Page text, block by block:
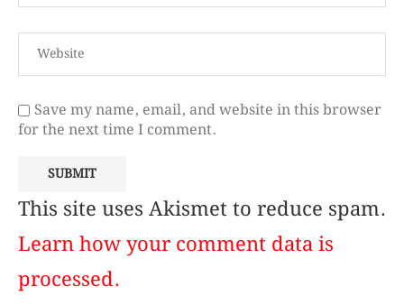
Save my name, email, and website in this browser
for the next time I comment.
This site uses Akismet to reduce spam.
Learn how your comment data is
processed.